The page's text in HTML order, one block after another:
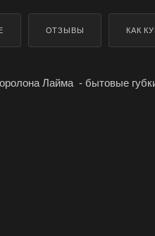
ОТЗЫВЫ КАК
Лайма - бытовые